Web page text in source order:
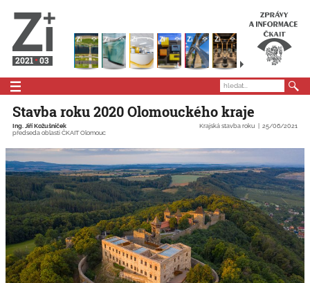
2021 03
Stavba roku 2020 Olomouckého kraje
Ing. Jiří Kožušníček
předseda oblasti ČKAIT Olomouc
25/06/2021
Krajská stavba roku